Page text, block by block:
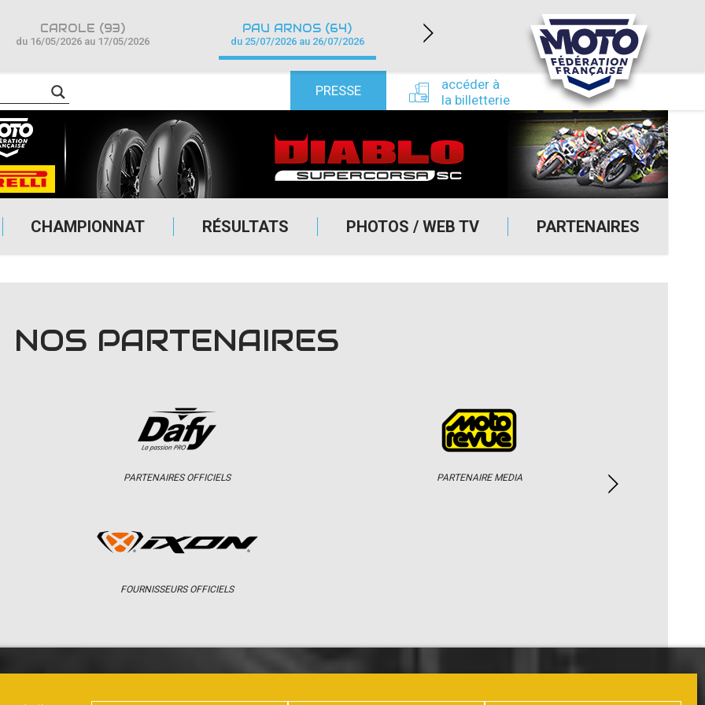
CHAMPIONNAT RÉSULTATS PHOTOS / WEB TV PARTENAIRES
PRESSE
accéder à
la billetterie
CAROLE (93)
du 16/05/2026 au 17/05/2026
PAU ARNOS (64)
du 25/07/2026 au 26/07/2026
LÉDENON (30)
du 22/08/2026 au 23/08/2026
NOS PARTENAIRES
PARTENAIRES OFFICIELS
FOURNISSEURS OFFICIELS
PARTENAIRE MEDIA
CHAMPIONNAT RÉSULTATS PHOTOS / WEB TV PARTENAIRES